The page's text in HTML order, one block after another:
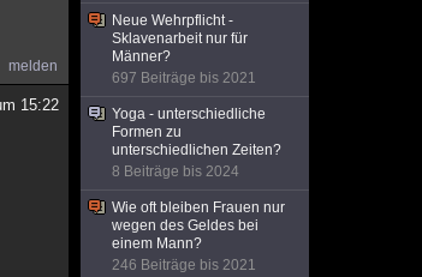
melden
15:22
Neue Wehrpflicht -
Sklavenarbeit nur für
Männer?
697 Beiträge bis 2021
Yoga - unterschiedliche
Formen zu
unterschiedlichen Zeiten?
8 Beiträge bis 2024
Wie oft bleiben Frauen nur
wegen des Geldes bei
einem Mann?
246 Beiträge bis 2021